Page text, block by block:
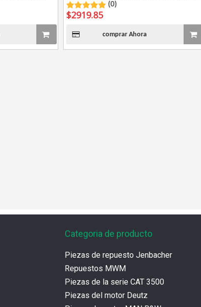
(0)
$2919.85
comprar Ahora
Categoria de producto
Piezas de repuesto Jenbacher
Repuestos MWM
Piezas de la serie CAT 3500
Piezas del motor Deutz